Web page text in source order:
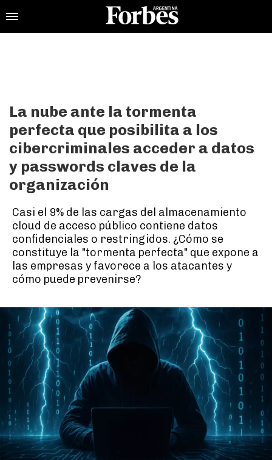
La nube ante la tormenta
perfecta que posibilita a los
cibercriminales acceder a datos
y passwords claves de la
organización
Casi el 9% de las cargas del almacenamiento
cloud de acceso público contiene datos
confidenciales o restringidos. ¿Cómo se
constituye la "tormenta perfecta" que expone a
las empresas y favorece a los atacantes y
cómo puede prevenirse?